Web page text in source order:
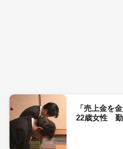
「売上金を
22歳女性 勤